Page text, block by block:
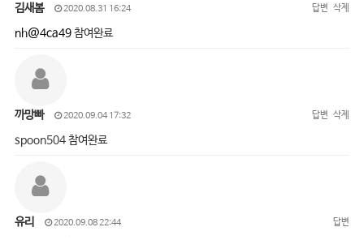
김새봄 2020.08.31 16:24 답변 삭제
nh@4ca49참여완료
까망빠 2020.09.04 17:32 답변 삭제
spoon504 참여완료
유리 2020.09.08 22:44 답변